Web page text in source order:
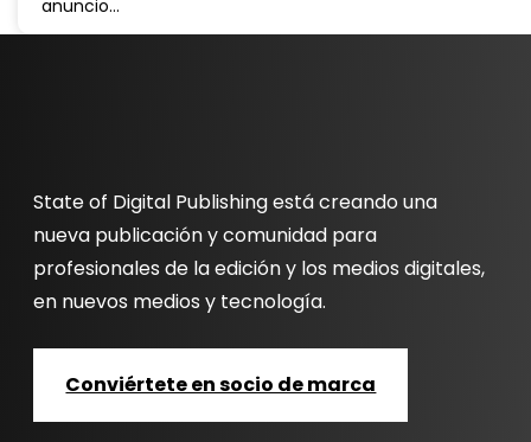
anuncio…
State of Digital Publishing está creando una
nueva publicación y comunidad para
profesionales de la edición y los medios digitales,
en nuevos medios y tecnología.
Conviértete en socio de marca